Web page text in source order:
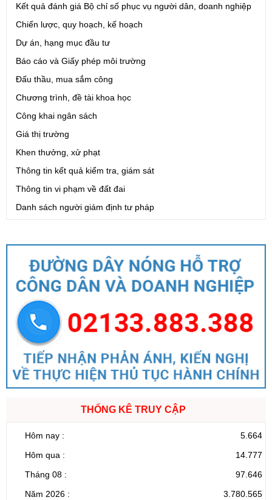
Kết quả đánh giá Bộ chỉ số phục vụ người dân, doanh nghiệp
Chiến lược, quy hoạch, kế hoạch
Dự án, hạng mục đầu tư
Báo cáo và Giấy phép môi trường
Đấu thầu, mua sắm công
Chương trình, đề tài khoa học
Công khai ngân sách
Giá thị trường
Khen thưởng, xử phạt
Thông tin kết quả kiểm tra, giám sát
Thông tin vi phạm về đất đai
Danh sách người giám định tư pháp
THỐNG KÊ TRUY CẬP
Hôm nay :
5.664
Hôm qua :
14.777
Tháng 08 :
97.646
Năm 2026 :
3.780.565